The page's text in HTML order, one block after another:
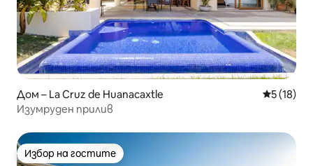
Дом – La Cruz de Huanacaxtle Средна
5 (18)
Изумруден прилив
Избор на гостите
Избор на гостите